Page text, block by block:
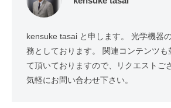
kensuke tasai と申します。 光学機器
務としております。 関連コンテンツも
て頂いておりますので、リクエストご
気軽にお問い合わせ下さい。